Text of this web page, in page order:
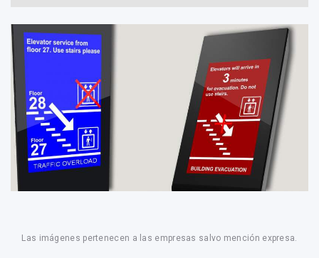
Las imágenes pertenecen a las empresas salvo mención expresa.